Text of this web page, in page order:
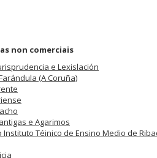
non comerciais
e Lexislación
(A Coruña)
e Agarimos
Instituto Téinico de Ensino Medio de